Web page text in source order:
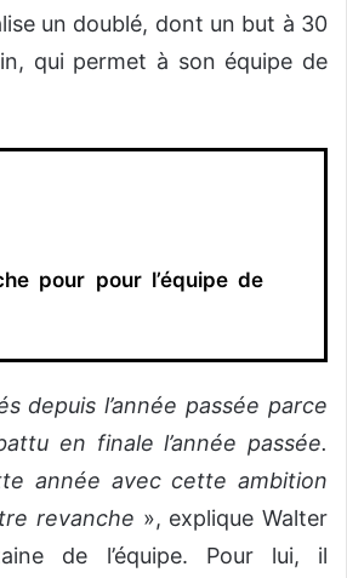
un doublé, dont un but à 30
qui permet à son équipe de
pour pour l’équipe de
depuis l’année passée parce
en finale l’année passée.
année avec cette ambition
revanche », explique Walter
de l’équipe. Pour lui, il